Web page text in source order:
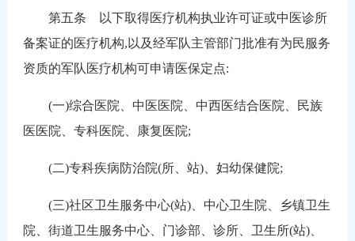
第五条 以下取得医疗机构执业许可证或中医诊所
备案证的医疗机构,以及经军队主管部门批准有为民服务
资质的军队医疗机构可申请医保定点:
(一)综合医院、中医医院、中西医结合医院、民族
医医院、专科医院、康复医院;
(二)专科疾病防治院(所、站)、妇幼保健院;
(三)社区卫生服务中心(站)、中心卫生院、乡镇卫生
院、街道卫生服务中心、门诊部、诊所、卫生所(站)、